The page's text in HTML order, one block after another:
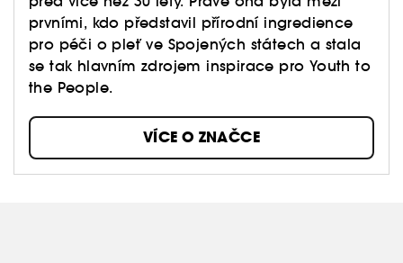
prvními, kdo představil přírodní ingredience
pro péči o pleť ve Spojených státech a stala
se tak hlavním zdrojem inspirace pro Youth to
the People.
VÍCE O ZNAČCE